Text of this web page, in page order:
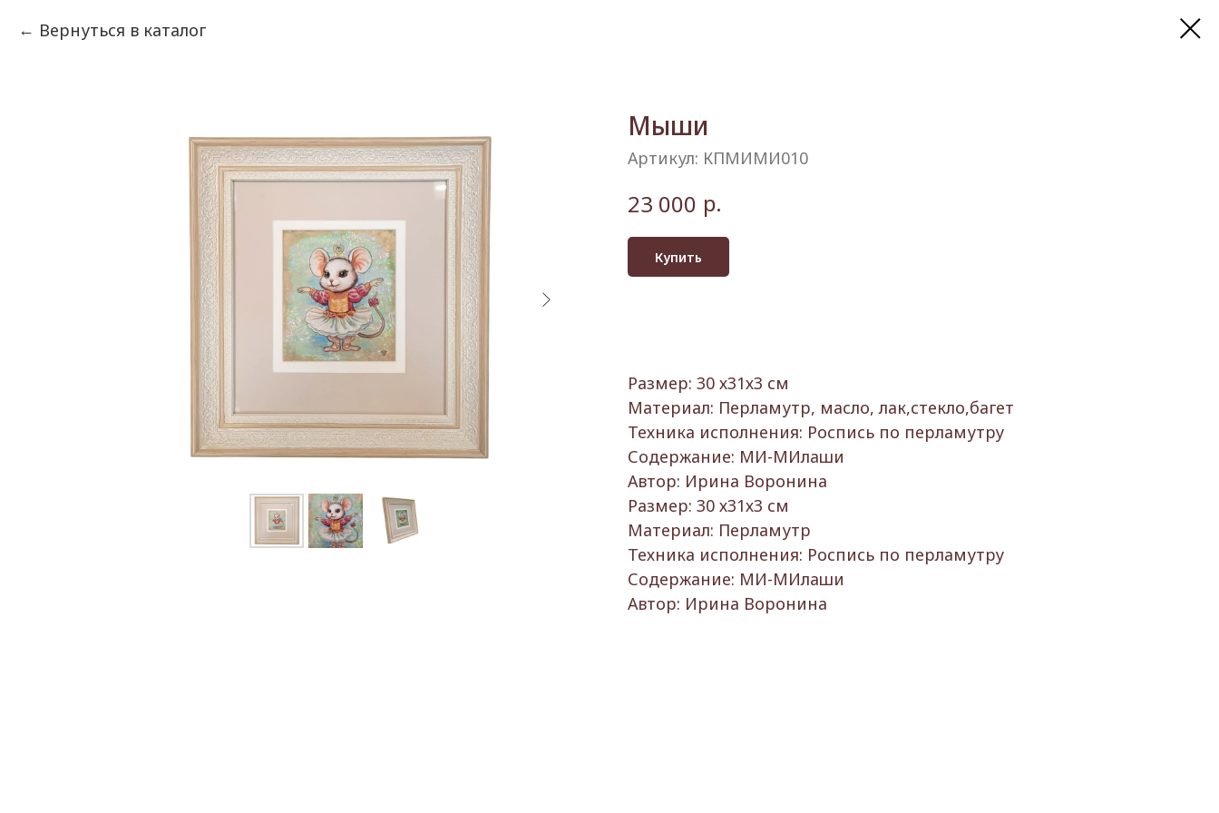
Вернуться в каталог
Мыши
Артикул: КПМИМИ010
23 000 р.
Купить
Размер: 30 х31х3 см
Материал: Перламутр, масло, лак,стекло,багет
Техника исполнения: Роспись по перламутру
Содержание: МИ-МИлаши
Автор: Ирина Воронина
Размер: 30 х31х3 см
Материал: Перламутр
Техника исполнения: Роспись по перламутру
Содержание: МИ-МИлаши
Автор: Ирина Воронина